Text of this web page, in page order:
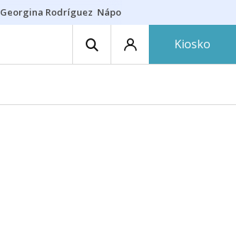
Georgina Rodríguez Nápoles - Osasuna
Kiosko